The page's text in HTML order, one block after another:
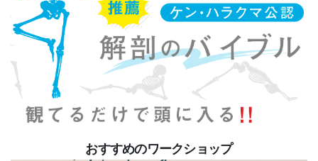
おすすめのワークショップ